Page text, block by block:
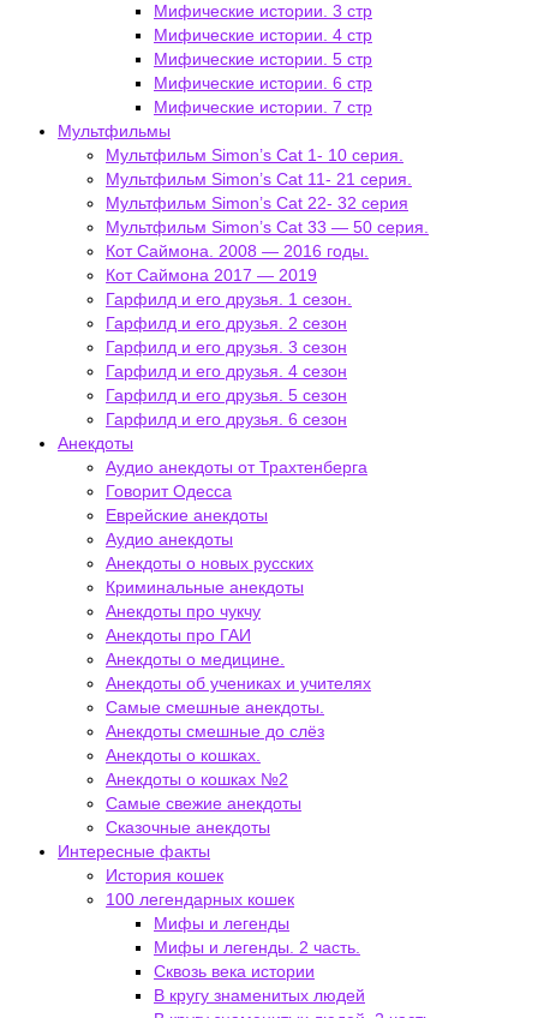
Мифические истории. 3 стр
Мифические истории. 4 стр
Мифические истории. 5 стр
Мифические истории. 6 стр
Мифические истории. 7 стр
Мультфильмы
Мультфильм Simon’s Cat 1- 10 серия.
Мультфильм Simon’s Cat 11- 21 серия.
Мультфильм Simon’s Cat 22- 32 серия
Мультфильм Simon’s Cat 33 — 50 серия.
Кот Саймона. 2008 — 2016 годы.
Кот Саймона 2017 — 2019
Гарфилд и его друзья. 1 сезон.
Гарфилд и его друзья. 2 сезон
Гарфилд и его друзья. 3 сезон
Гарфилд и его друзья. 4 сезон
Гарфилд и его друзья. 5 сезон
Гарфилд и его друзья. 6 сезон
Анекдоты
Аудио анекдоты от Трахтенберга
Говорит Одесса
Еврейские анекдоты
Аудио анекдоты
Анекдоты о новых русских
Криминальные анекдоты
Анекдоты про чукчу
Анекдоты про ГАИ
Анекдоты о медицине.
Анекдоты об учениках и учителях
Самые смешные анекдоты.
Анекдоты смешные до слёз
Анекдоты о кошках.
Анекдоты о кошках №2
Самые свежие анекдоты
Сказочные анекдоты
Интересные факты
История кошек
100 легендарных кошек
Мифы и легенды
Мифы и легенды. 2 часть.
Сквозь века истории
В кругу знаменитых людей